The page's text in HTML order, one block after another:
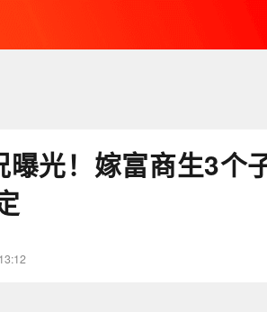
光！嫁富商生3个
13:12